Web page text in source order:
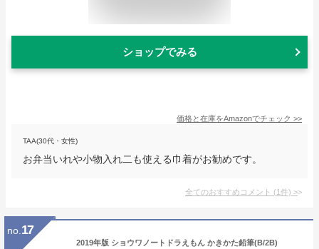
ショップでみる
価格と在庫をAmazonでチェック >>
TAA(30代・女性)
お弁当いれや小物入れ二も使える巾着がお勧めです。
全てのおすすめコメント (1件) >
no. 17
2019年版 ショウワノートドラえもん かきかた鉛筆(B/2B)